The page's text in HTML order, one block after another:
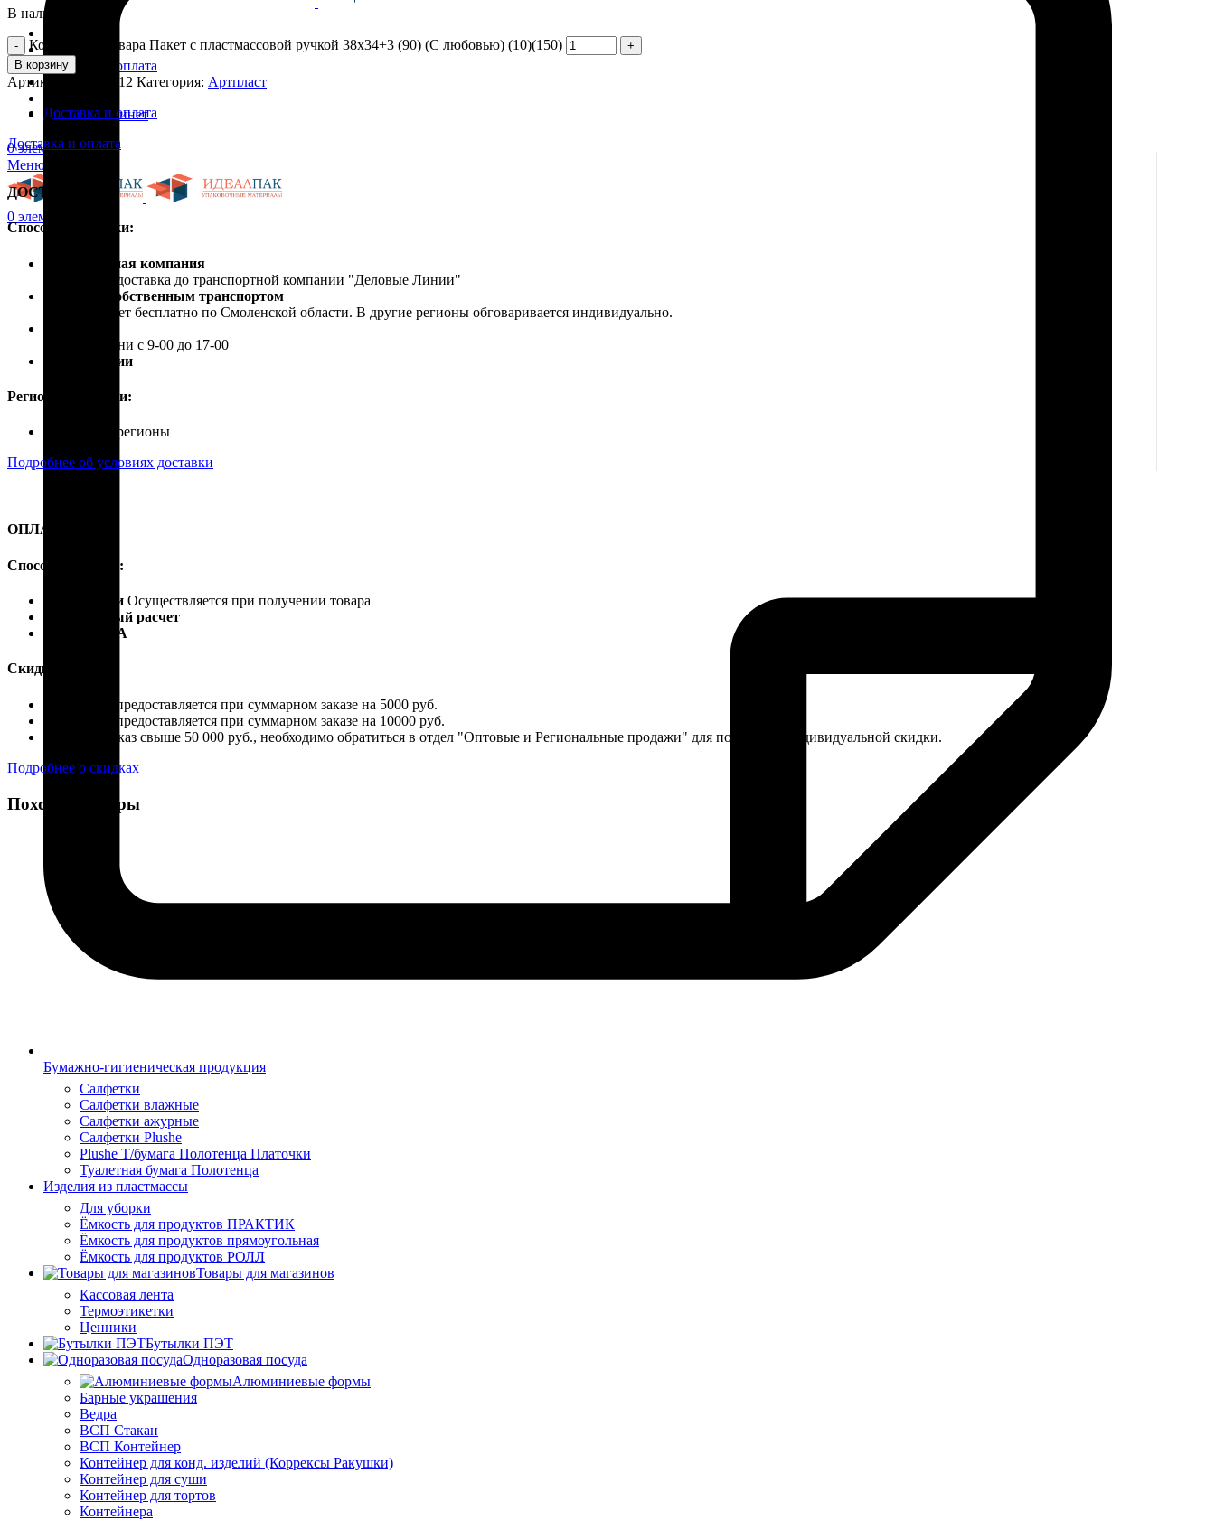
Доставка и оплата
Личный кабинет
0элемент / 0.00₽
Меню
0 элемент
Бумажно-гигиеническая продукция
Салфетки
Салфетки влажные
Салфетки ажурные
Салфетки Plushe
Plushe Т/бумага Полотенца Платочки
Туалетная бумага Полотенца
Изделия из пластмассы
Для уборки
Ёмкость для продуктов ПРАКТИК
Ёмкость для продуктов прямоугольная
Ёмкость для продуктов РОЛЛ
Товары для магазинов
Кассовая лента
Термоэтикетки
Ценники
Бутылки ПЭТ
Одноразовая посуда
Алюминиевые формы
Барные украшения
Ведра
ВСП Стакан
ВСП Контейнер
Контейнер для конд. изделий (Коррексы Ракушки)
Контейнер для суши
Контейнер для тортов
Контейнера
В наличии
Количество товара Пакет с пластмассовой ручкой 38х34+3 (90) (С любовью) (10)(150)
В корзину
Артикул: ПЛР51612 Категория: Артпласт
Доставка и оплата
Доставка и оплата
ДОСТАВКА
Способы доставки:
Транспортная компания
Бесплатная доставка до транспортной компании "Деловые Линии"
Доставка собственным транспортом
Осуществляет бесплатно по Смоленской области. В другие регионы обговаривается индивидуально.
В рабочие дни с 9-00 до 17-00
Почта России
Регионы доставки:
Россия, все регионы
Подробнее об условиях доставки
ОПЛАТА
Способы оплаты:
Наличными Осуществляется при получении товара
Безналичный расчет
Карты VISA
Скидки:
Скидка 4% предоставляется при суммарном заказе на 5000 руб.
Скидка 7% предоставляется при суммарном заказе на 10000 руб.
Если ваш заказ свыше 50 000 руб., необходимо обратиться в отдел "Оптовые и Региональные продажи" для получения индивидуальной скидки.
Подробнее о скидках
Похожие товары